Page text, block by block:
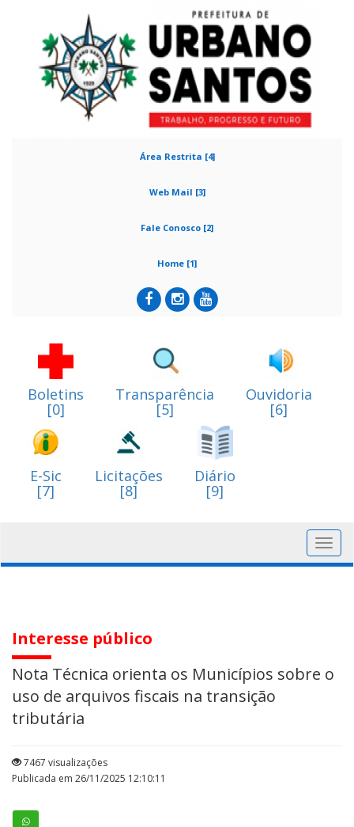
Área Restrita [4]
Web Mail [3]
Fale Conosco [2]
Home [1]
Boletins
[0]
Transparência
[5]
Ouvidoria
[6]
E-Sic
[7]
Licitações
[8]
Diário
[9]
Interesse público
Nota Técnica orienta os Municípios sobre o
uso de arquivos fiscais na transição
tributária
7467 visualizações
Publicada em 26/11/2025 12:10:11